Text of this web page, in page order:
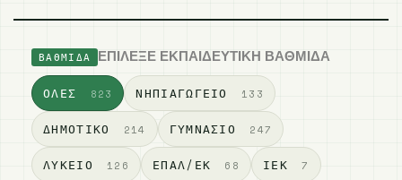
ΒΑΘΜΊΔΑ ΕΠΊΛΕΞΕ ΕΚΠΑΙΔΕΥΤΙΚΉ ΒΑΘΜΊΔΑ
ΌΛΕΣ 823 ΝΗΠΙΑΓΩΓΕΊΟ 133
ΔΗΜΟΤΙΚΌ 214 ΓΥΜΝΆΣΙΟ 247
ΛΎΚΕΙΟ 126 ΕΠΑΛ/ΕΚ 68 ΙΕΚ 7